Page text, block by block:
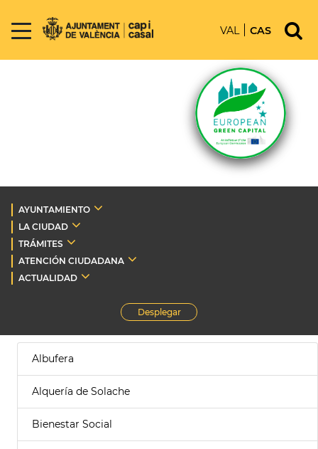
VAL CAS
AYUNTAMIENTO
LA CIUDAD
TRÁMITES
ATENCIÓN CIUDADANA
ACTUALIDAD
Desplegar
Albufera
Alquería de Solache
Bienestar Social